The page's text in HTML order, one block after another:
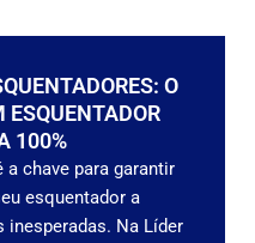
O
ESQUENTADOR
100%
a chave para garantir
esquentador a
inesperadas. Na Líder